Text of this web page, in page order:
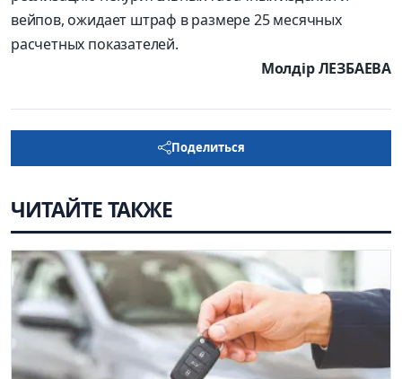
вейпов, ожидает штраф в размере 25 месячных
расчетных показателей.
Молдiр ЛЕЗБАЕВА
Поделиться
ЧИТАЙТЕ ТАКЖЕ